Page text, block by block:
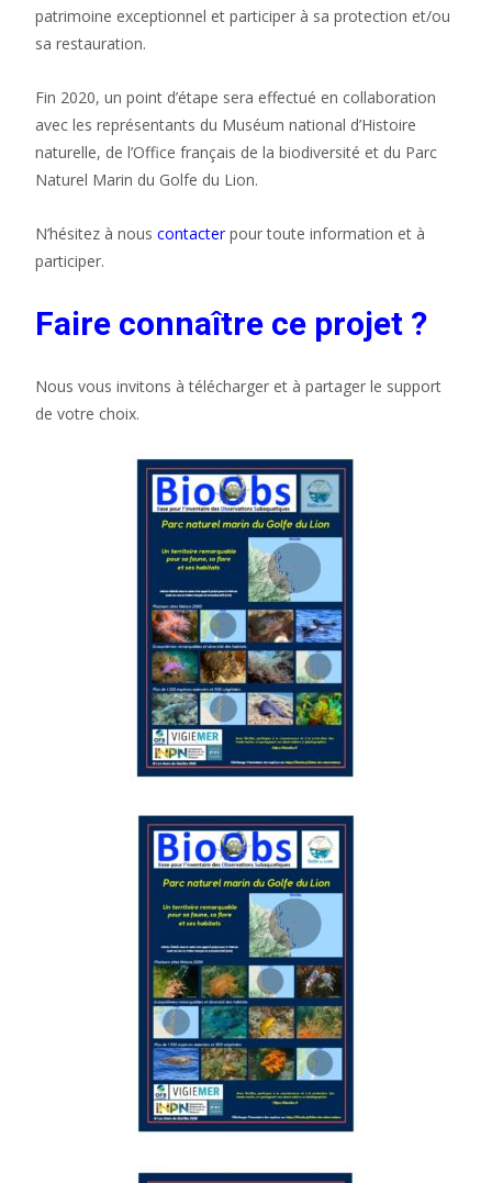
patrimoine exceptionnel et participer à sa protection et/ou
sa restauration.
Fin 2020, un point d’étape sera effectué en collaboration
avec les représentants du Muséum national d’Histoire
naturelle, de l’Office français de la biodiversité et du Parc
Naturel Marin du Golfe du Lion.
N’hésitez à nous contacterpour toute information et à
participer.
Faire connaître ce projet ?
Nous vous invitons à télécharger et à partager le support
de votre choix.